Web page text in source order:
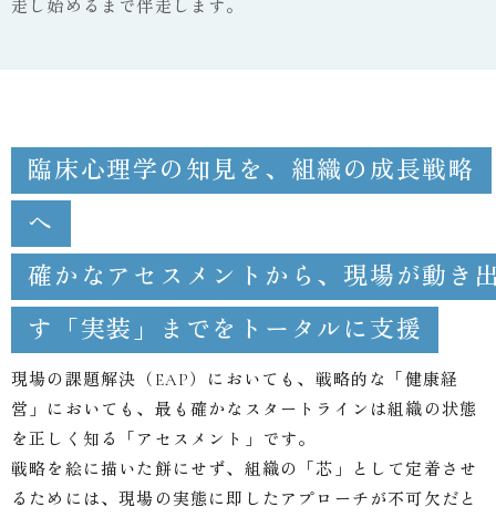
走し始めるまで伴走します。
臨床心理学の知見を、組織の成長戦略
へ
確かなアセスメントから、現場が動き
す「実装」までをトータルに支援
現場の課題解決（EAP）においても、戦略的な「健康経
営」においても、最も確かなスタートラインは組織の状態
を正しく知る「アセスメント」です。
戦略を絵に描いた餅にせず、組織の「芯」として定着させ
るためには、現場の実態に即したアプローチが不可欠だと